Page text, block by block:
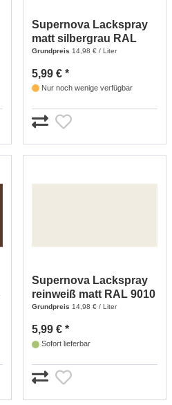
Supernova Lackspray
matt silbergrau RAL
7001 - 400 ml
Grundpreis 14,98 € / Liter
5,99 € *
Nur noch wenige verfügbar
Supernova Lackspray
reinweiß matt RAL 9010
- 400 ml
Grundpreis 14,98 € / Liter
5,99 € *
Sofort lieferbar